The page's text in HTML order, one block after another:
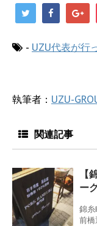
- UZU代表が行
執筆者： UZU-
関連記事
【
ー
錦
前橋